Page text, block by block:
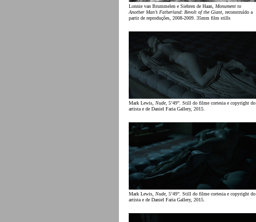
Lonnie van Brummelen e Siebren de Haan, Monument to
Another Man’s Fatherland: Revolt of the Giant , reconstruído a
partir de reproduções, 2008-2009. 35mm film stills
Mark Lewis, Nude, 5’49”. Still do filme cortesia e copyright do
artista e de Daniel Faria Gallery, 2015.
Mark Lewis, Nude, 5’49”. Still do filme cortesia e copyright do
artista e de Daniel Faria Gallery, 2015.